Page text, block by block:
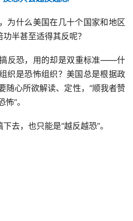
为什么美国在几十个国家和地区
半甚至适得其反呢？
反恐，用的却是双重标准——什
织是恐怖组织？美国总是根据政
随心所欲解读、定性，“顺我者赞
”。
去，也只能是“越反越恐”。